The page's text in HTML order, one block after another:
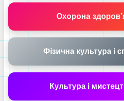
Охорона
Фізична культура і
Культура і